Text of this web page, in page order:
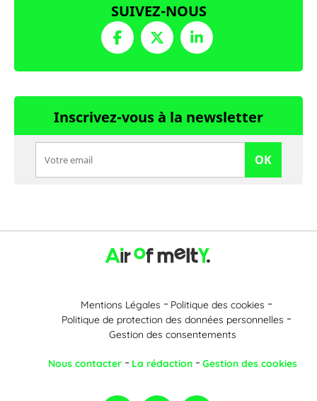
SUIVEZ-NOUS
Inscrivez-vous à la newsletter
OK
Mentions Légales
Politique des cookies
Politique de protection des données personnelles
Gestion des consentements
Nous contacter La rédaction Gestion des cookies